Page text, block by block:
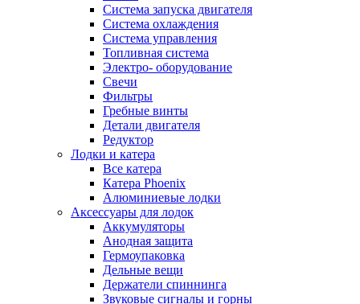
Система запуска двигателя
Система охлаждения
Система управления
Топливная система
Электро- оборудование
Свечи
Фильтры
Гребные винты
Детали двигателя
Редуктор
Лодки и катера
Все катера
Катера Phoenix
Алюминиевые лодки
Аксессуары для лодок
Аккумуляторы
Анодная защита
Гермоупаковка
Дельные вещи
Держатели спиннинга
Звуковые сигналы и горны